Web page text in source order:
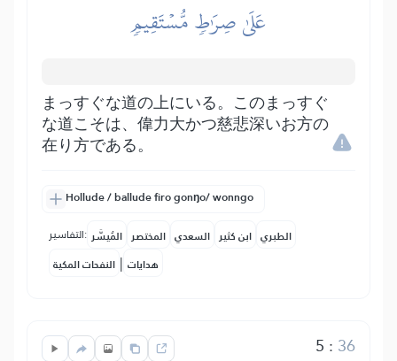
عَلَىٰ صِرَٰطٖ مُّسۡتَقِيمٖ
まっすぐな道の上にいる。このまっすぐ
な道こそは、偉力大かつ慈悲深いお方の
在り方である。
Hollude / ballude firo gonŋo/ wonngo
التفاسير: المُيسَّر المختصر السعدي ابن كثير الطبري
النفحات المكية | هدايات
5 : 36